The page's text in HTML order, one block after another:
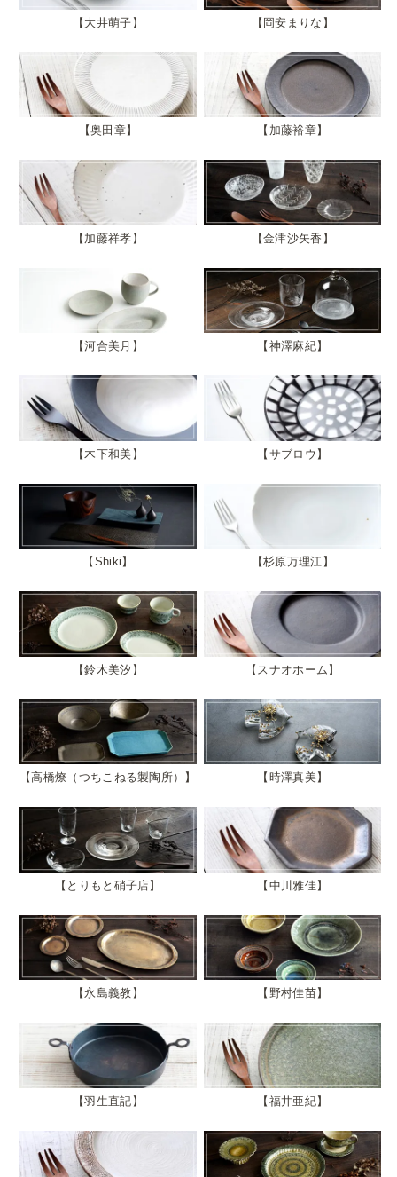
大井萌子 岡安まりな
奥田章 加藤裕章
加藤祥孝 金津沙矢香
河合美月 神澤麻紀
木下和美 サブロウ
Shiki 杉原万理江
鈴木美汐 スナオホーム
高橋燎（つちこねる製陶所） 時澤真美
とりもと硝子店 中川雅佳
永島義教 野村佳苗
羽生直記 福井亜紀